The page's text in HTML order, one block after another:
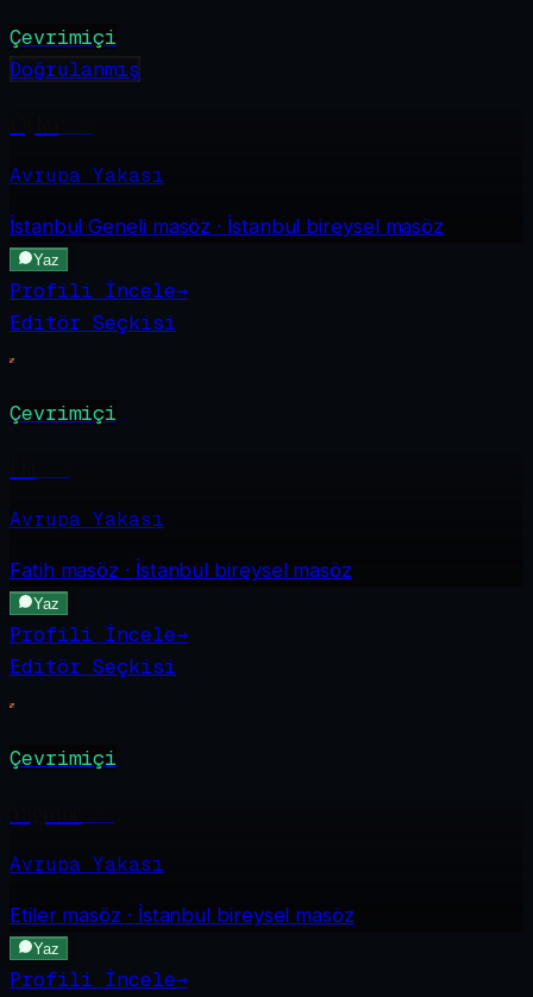
Çevrimiçi
Doğrulanmış
Avrupa Yakası
İstanbul Genelimasöz · İstanbul bireysel masöz
Yaz
Profili İncele→
Editör Seçkisi
Çevrimiçi
Avrupa Yakası
Fatihmasöz · İstanbul bireysel masöz
Yaz
Profili İncele→
Editör Seçkisi
Çevrimiçi
Avrupa Yakası
Etilermasöz · İstanbul bireysel masöz
Yaz
Profili İncele→